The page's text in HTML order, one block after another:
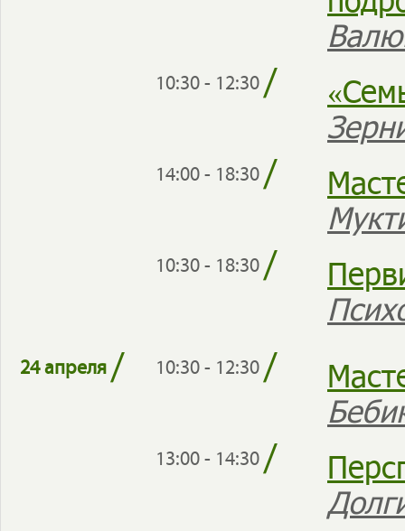
10:30 - 12:30/
14:00 - 18:30/
10:30 - 18:30/
24 апреля/ 10:30 - 12:30/
13:00 - 14:30/